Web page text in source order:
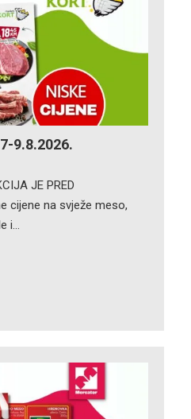
9.8.2026.
JE PRED
cijene na svježe meso,
i…